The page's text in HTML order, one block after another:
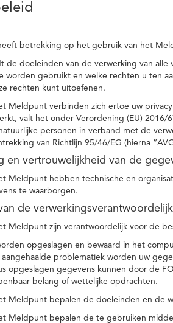
betrekking op het gebruik van het
de doeleinden van de verwerking van
worden gebruikt en welke rechten u ten
rechten kunt uitoefenen.
Meldpunt verbinden zich ertoe uw
valt het onder Verordening (EU)
personen in verband met de
van Richtlijn 95/46/EG (hierna
en vertrouwelijkheid van de
Meldpunt hebben technische en
te waarborgen.
de
Meldpunt zijn verantwoordelijk voor de
opgeslagen en bewaard in het
aangehaalde problematiek worden uw
opgeslagen gegevens kunnen door de
belang of wettelijke opdrachten.
Meldpunt bepalen de doeleinden en de
Meldpunt bepalen de te gebruiken